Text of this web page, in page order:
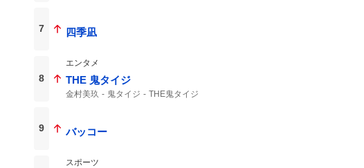
7 四季凪
8
エンタメ
THE 鬼タイジ
金村美玖 鬼タイジ THE鬼タイジ
9 バッコー
スポーツ